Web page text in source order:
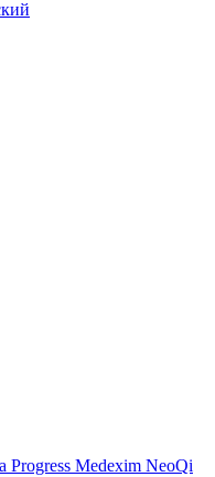
Progress Medexim NeoQi